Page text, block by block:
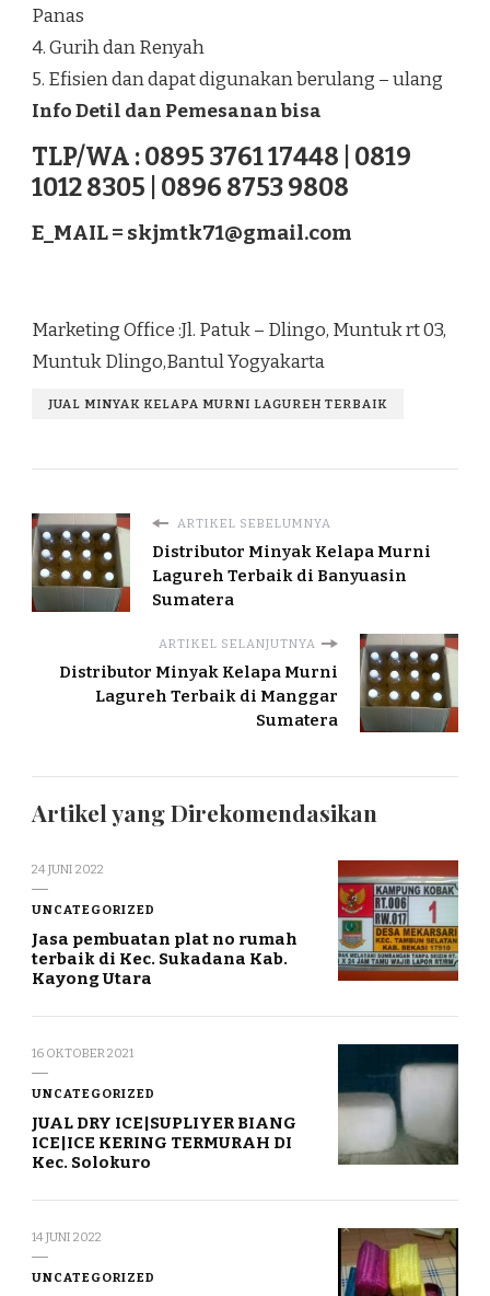
Panas
4. Gurih dan Renyah
5. Efisien dan dapat digunakan berulang – ulang
Info Detil dan Pemesanan bisa
TLP/WA : 0895 3761 17448 | 0819
1012 8305 | 0896 8753 9808
E_MAIL = skjmtk71@gmail.com
Marketing Office :Jl. Patuk – Dlingo, Muntuk rt 03,
Muntuk Dlingo,Bantul Yogyakarta
JUAL MINYAK KELAPA MURNI LAGUREH TERBAIK
ARTIKEL SEBELUMNYA
Distributor Minyak Kelapa Murni
Lagureh Terbaik di Banyuasin
Sumatera
ARTIKEL SELANJUTNYA
Distributor Minyak Kelapa Murni
Lagureh Terbaik di Manggar
Sumatera
Artikel yang Direkomendasikan
24 JUNI 2022
UNCATEGORIZED
Jasa pembuatan plat no rumah
terbaik di Kec. Sukadana Kab.
Kayong Utara
16 OKTOBER 2021
UNCATEGORIZED
JUAL DRY ICE|SUPLIYER BIANG
ICE|ICE KERING TERMURAH DI
Kec. Solokuro
14 JUNI 2022
UNCATEGORIZED